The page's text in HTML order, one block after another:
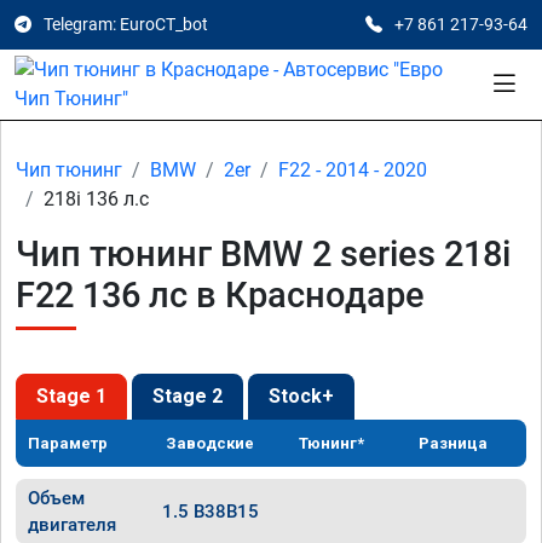
Telegram: EuroCT_bot +7 861 217-93-64
Чип тюнинг BMW 2er
F22 - 2014 - 2020
218i 136 л.с
Чип тюнинг BMW 2 series 218i
F22 136 лс в Краснодаре
Stage 1 Stage 2 Stock+
Параметр Заводские Тюнинг* Разница
Объем
двигателя
1.5 B38B15